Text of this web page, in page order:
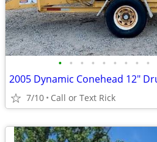
• • • • • • • • •
7/10 Call or Text Rick